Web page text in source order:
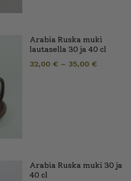
Arabia Ruska muki
lautasella 30 ja 40 cl
32,00 € – 35,00 €
Arabia Ruska muki 30 ja
40 cl